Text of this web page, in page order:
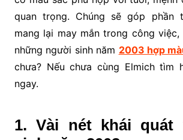
quan trọng. Chúng sẽ góp phần
mang lại may mắn trong công việc,
những người sinh năm 2003 hợp
chưa? Nếu chưa cùng Elmich tìm
ngay.
1. Vài nét khái quát